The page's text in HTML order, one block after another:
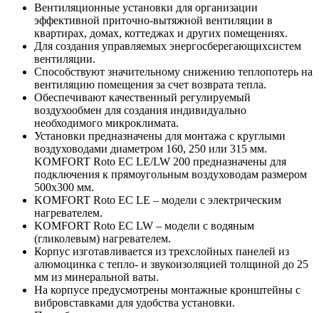
Вентиляционные установки для организации
эффективной приточно-вытяжной вентиляции в
квартирах, домах, коттеджах и других помещениях.
Для создания управляемых энергосберегающихсистем
вентиляции.
Способствуют значительному снижению теплопотерь на
вентиляцию помещения за счет возврата тепла.
Обеспечивают качественный регулируемый
воздухообмен для создания индивидуально
необходимого микроклимата.
Установки предназначены для монтажа с круглыми
воздуховодами диаметром 160, 250 или 315 мм.
KOMFORT Roto EC LE/LW 200 предназначены для
подключения к прямоугольным воздуховодам размером
500x300 мм.
KOMFORT Roto EC LE – модели с электрическим
нагревателем.
KOMFORT Roto EC LW – модели с водяным
(гликолевым) нагревателем.
Корпус изготавливается из трехслойных панелей из
алюмоцинка с тепло- и звукоизоляцией толщиной до 25
мм из минеральной ваты.
На корпусе предусмотрены монтажные кронштейны с
вибровставками для удобства установки.